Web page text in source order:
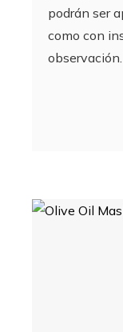
podrán ser
como con